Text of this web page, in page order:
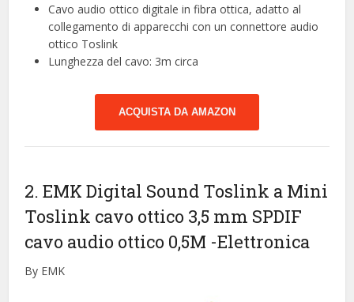
Cavo audio ottico digitale in fibra ottica, adatto al
collegamento di apparecchi con un connettore audio
ottico Toslink
Lunghezza del cavo: 3m circa
ACQUISTA DA AMAZON
2. EMK Digital Sound Toslink a Mini
Toslink cavo ottico 3,5 mm SPDIF
cavo audio ottico 0,5M -Elettronica
By EMK